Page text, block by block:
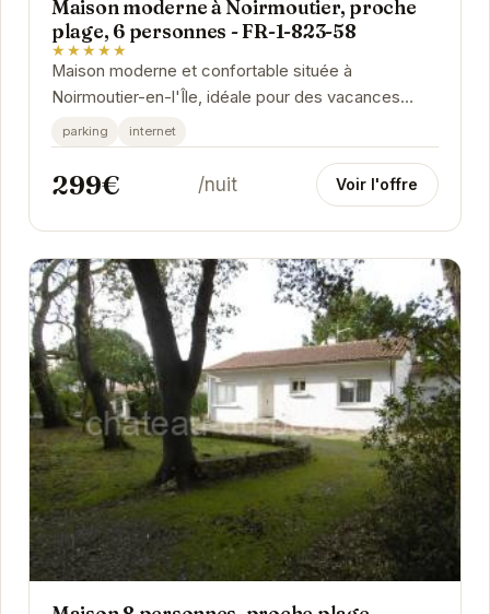
Maison moderne à Noirmoutier, proche
plage, 6 personnes - FR-1-823-58
★★★★★
Maison moderne et confortable située à
Noirmoutier-en-l'Île, idéale pour des vacances
relaxantes. Proche de la plage et pouvant
accueillir...
parking internet
299€ /nuit Voir l'offre